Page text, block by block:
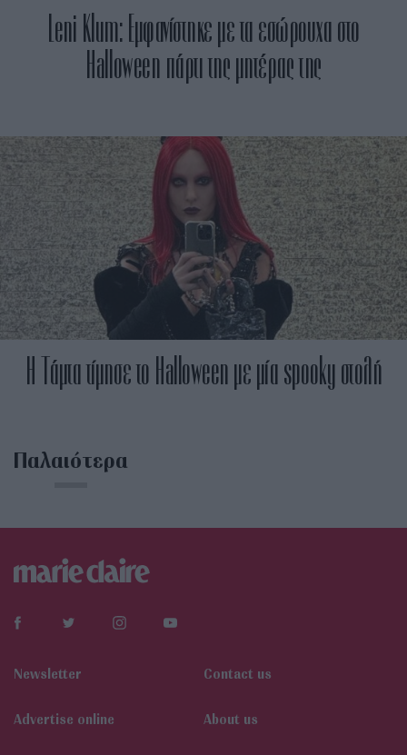
Leni Klum: Εμφανίστηκε με τα εσώρουχα στο
Halloween πάρτι της μητέρας της
H Τάμτα τίμησε το Halloween με μία spooky στολή
Παλαιότερα
Newsletter Contact us
Αdvertise online About us